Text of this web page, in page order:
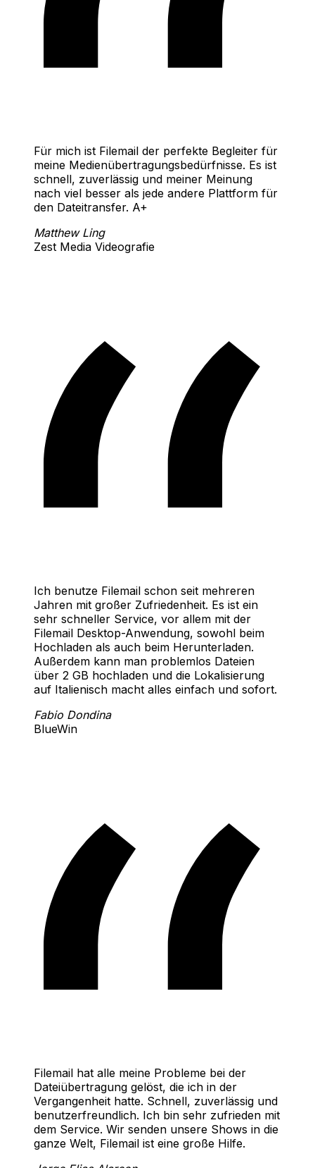
Für mich ist Filemail der perfekte Begleiter für
meine Medienübertragungsbedürfnisse. Es ist
schnell, zuverlässig und meiner Meinung
nach viel besser als jede andere Plattform für
den Dateitransfer. A+
Matthew Ling
Zest Media Videografie
Ich benutze Filemail schon seit mehreren
Jahren mit großer Zufriedenheit. Es ist ein
sehr schneller Service, vor allem mit der
Filemail Desktop-Anwendung, sowohl beim
Hochladen als auch beim Herunterladen.
Außerdem kann man problemlos Dateien
über 2 GB hochladen und die Lokalisierung
auf Italienisch macht alles einfach und sofort.
Fabio Dondina
BlueWin
Filemail hat alle meine Probleme bei der
Dateiübertragung gelöst, die ich in der
Vergangenheit hatte. Schnell, zuverlässig und
benutzerfreundlich. Ich bin sehr zufrieden mit
dem Service. Wir senden unsere Shows in die
ganze Welt, Filemail ist eine große Hilfe.